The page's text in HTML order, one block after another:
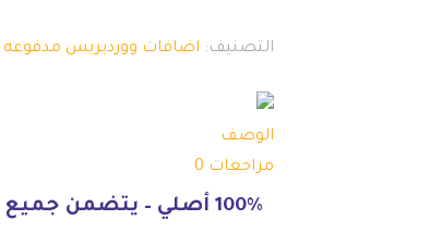
التصنيف: اضافات ووردبريس مدفوعه
الوصف
مراجعات 0
100% أصلي – يتضمن جميع الميزات المتميزة.